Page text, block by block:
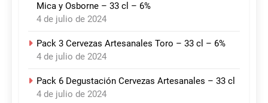
Mica y Osborne – 33 cl – 6%
4 de julio de 2024
Pack 3 Cervezas Artesanales Toro – 33 cl – 6%
4 de julio de 2024
Pack 6 Degustación Cervezas Artesanales – 33 cl
4 de julio de 2024